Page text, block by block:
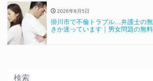
2026年8月5日
掛川市で不倫トラブル…弁護士の
きか迷っています｜男女問題の無